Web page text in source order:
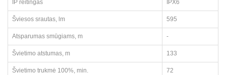
IP reitingas IPX6
Šviesos srautas, lm 595
Atsparumas smūgiams, m -
Švietimo atstumas, m 133
Švietimo trukmė 100%, min. 72